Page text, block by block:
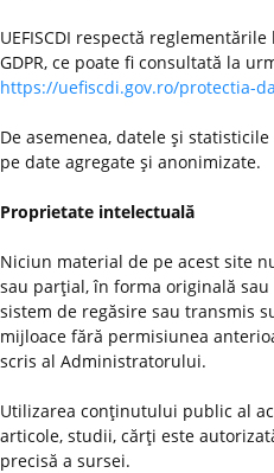
UEFISCDI respectă
GDPR, ce poate fi consultată la
https://uefiscdi.gov.ro/protectia-
De asemenea, datele şi
pe date agregate şi anonimizate.
Proprietate intelectuală
Niciun material de pe acest site
sau parţial, în forma originală
sistem de regăsire sau transmis
mijloace fără permisiunea
scris al Administratorului.
Utilizarea conţinutului public al
articole, studii, cărţi este
precisă a sursei.